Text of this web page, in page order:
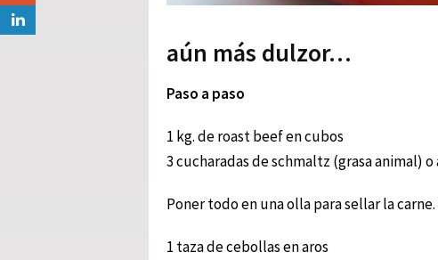
aún más dulzor…
Paso a paso
1 kg. de roast beef en cubos
3 cucharadas de schmaltz (grasa animal)
Poner todo en una olla para sellar la
1 taza de cebollas en aros